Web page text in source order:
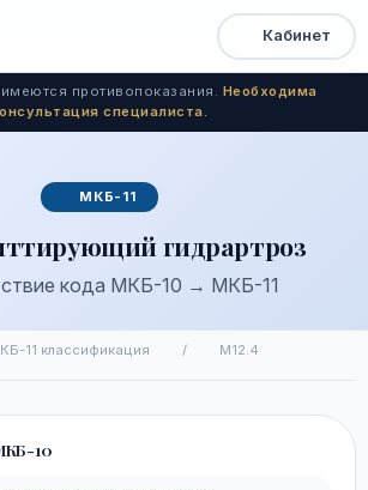
Открыть
меню
Быстрый
доступ
Кабинет
противопоказания. Необходима
специалиста.
МКБ-11
гидрартроз
кода МКБ-10 → МКБ-11
11 классификация / M12.4
10